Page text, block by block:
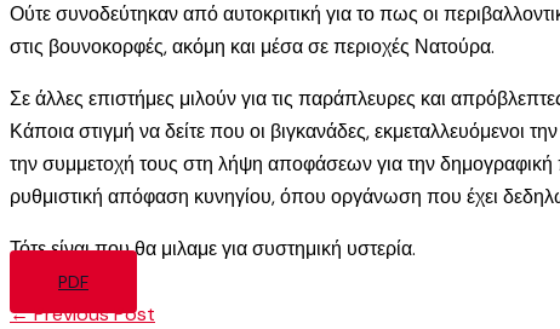
Ούτε συνοδεύτηκαν από αυτοκριτική για το πως οι
στις βουνοκορφές, ακόμη και μέσα σε περιοχές Νατούρα.
Σε άλλες επιστήμες μιλούν για τις παράπλευρες και
Κάποια στιγμή να δείτε που οι βιγκανάδες,
την συμμετοχή τους στη λήψη αποφάσεων για την δημογραφική
ρυθμιστική απόφαση κυνηγίου, όπου οργάνωση που έχει
Τότε είναι που θα μιλαμε για συστημική υστερία.
PDF
←Previous Post